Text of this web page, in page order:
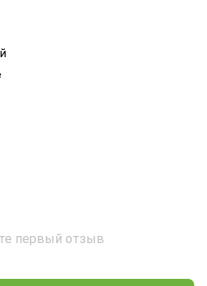
первый отзыв